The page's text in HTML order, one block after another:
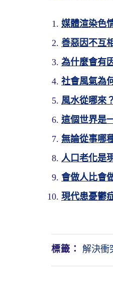
媒體渲染色
善惡因不互
為什麼會有
社會風氣為
風水從哪來
這個世界是
無論從事哪
人口老化是
會做人比會
現代患憂鬱
標籤： 解決衝